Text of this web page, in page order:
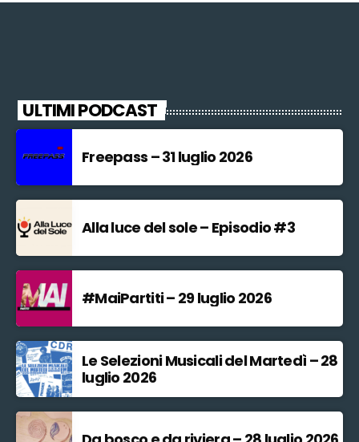
ULTIMI PODCAST
Freepass – 31 luglio 2026
Alla luce del sole – Episodio #3
#MaiPartiti – 29 luglio 2026
Le Selezioni Musicali del Martedì – 28
luglio 2026